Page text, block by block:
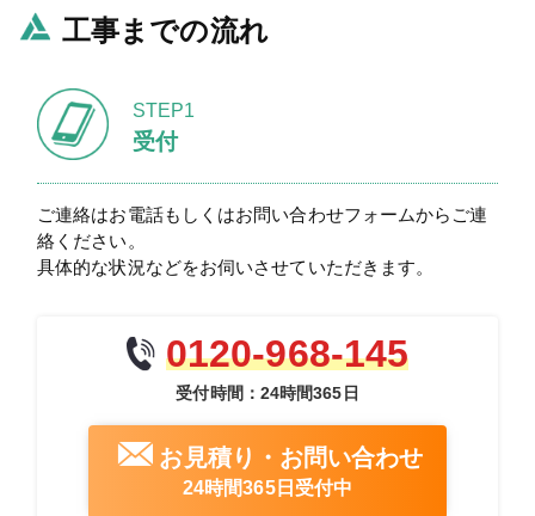
工事までの流れ
受付
STEP1
ご連絡はお電話もしくはお問い合わせフォームからご連
絡ください。
具体的な状況などをお伺いさせていただきます。
0120-968-145
受付時間：24時間365日
お見積り・お問い合わせ
24時間365日受付中